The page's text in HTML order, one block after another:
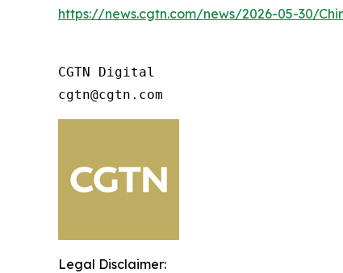
https://news.cgtn.com/news/2026-05-30/
CGTN Digital
cgtn@cgtn.com
Legal Disclaimer: